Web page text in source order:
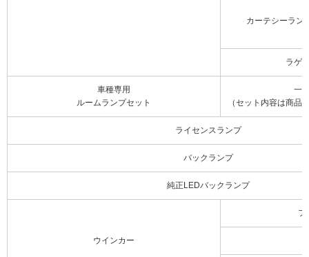
カーテシーラン
ラゲ
車種専用
ルームランプセット
一
（セット内容は商品
ライセンスランプ
バックランプ
純正LEDバックランプ
ウインカー
フ